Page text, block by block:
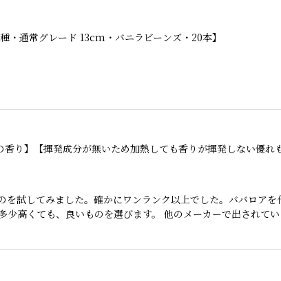
・通常グレード 13cm・バニラビーンズ・20本】
試してみました。確かにワンランク以上でした。ババロア
高くても、良いものを選びます。 他のメーカーで出されて